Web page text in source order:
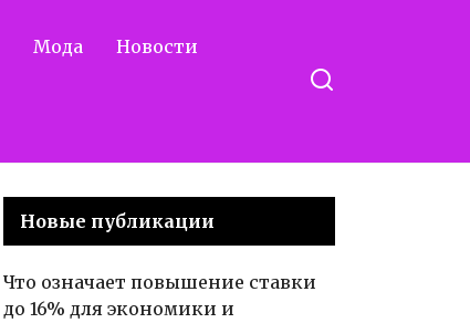
Мода Новости
Новые публикации
Что означает повышение ставки
до 16% для экономики и